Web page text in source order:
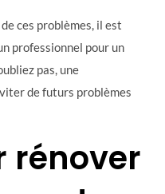
ces problèmes, il est
professionnel pour un
pas, une
de futurs problèmes
rénover